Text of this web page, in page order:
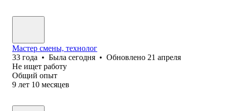
Мастер смены, технолог
33 года • Была сегодня • Обновлено 21 апреля
Не ищет работу
Общий опыт
9 лет 10 месяцев